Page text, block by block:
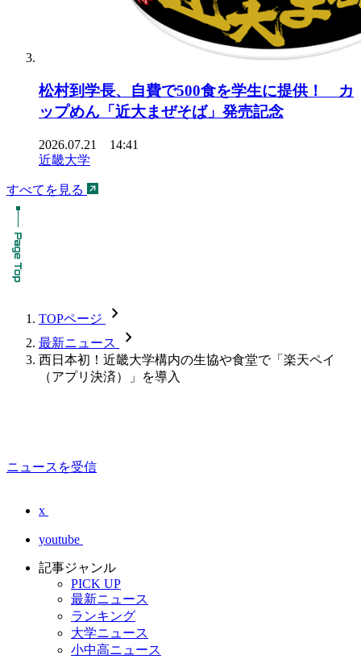
松村到学長、自費で500食を学生に提供！ カ
ップめん「近大まぜそば」発売記念
2026.07.21 14:41
近畿大学
すべてを見る
TOPページ chevron_forward
最新ニュース chevron_forward
西日本初！近畿大学構内の生協や食堂で「楽天ペイ
（アプリ決済）」を導入
ニュースを受信
x
youtube
記事ジャンル
PICK UP
最新ニュース
ランキング
大学ニュース
小中高ニュース